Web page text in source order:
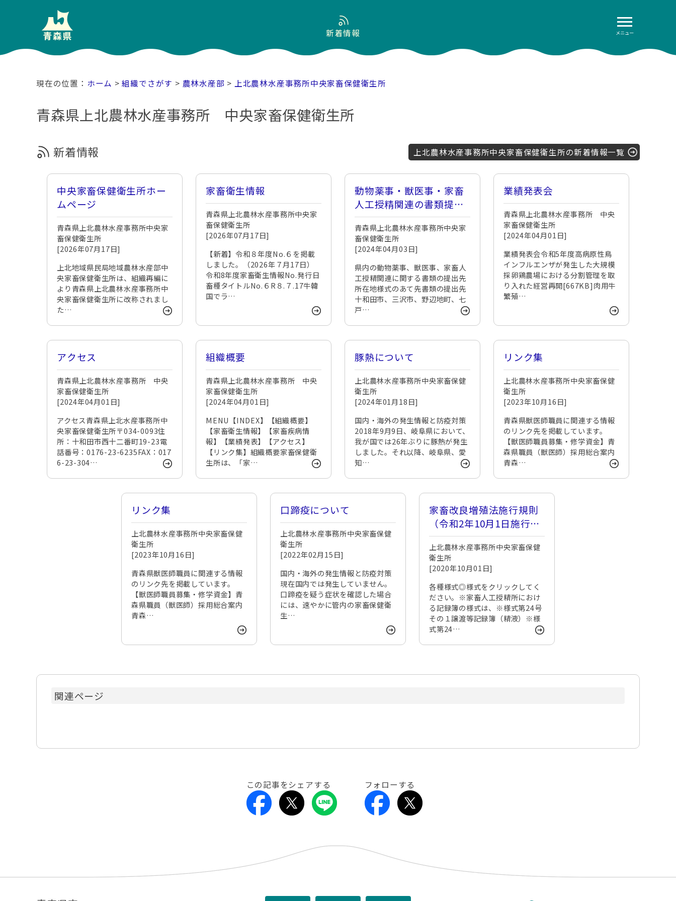
メニュー
新着情報
ホーム >組織でさがす > 農林水産部 > 上北農林水産事務所中央家畜保健衛生所
青森県上北農林水産事務所 中央家畜保健衛生所
新着情報 上北農林水産事務所中央家畜保健衛生所の新着情報一覧
中央家畜保健衛生所ホー
ムページ
青森県上北農林水産事務所中央家
畜保健衛生所
[2026年07月17日]
上北地域県民局地域農林水産部中
央家畜保健衛生所は、組織再編に
より青森県上北農林水産事務所中
央家畜保健衛生所に改称されまし
た…
家畜衛生情報
青森県上北農林水産事務所中央家
畜保健衛生所
[2026年07月17日]
【新着】令和８年度No.６を掲載
しました。（2026年７月17日）
令和8年度家畜衛生情報No.発行日
畜種タイトルNo.６R８.７.17牛韓
国でラ…
動物薬事・獣医事・家畜
人工授精関連の書類提出
先
青森県上北農林水産事務所中央家
畜保健衛生所
[2024年04月03日]
県内の動物薬事、獣医事、家畜人
工授精関連に関する書類の提出先
所在地様式のあて先書類の提出先
十和田市、三沢市、野辺地町、七
戸…
業績発表会
青森県上北農林水産事務所 中央
家畜保健衛生所
[2024年04月01日]
業績発表会令和5年度高病原性鳥
インフルエンザが発生した大規模
採卵鶏農場における分割管理を取
り入れた経営再開[667KB]肉用牛
繁殖…
アクセス
青森県上北農林水産事務所 中央
家畜保健衛生所
[2024年04月01日]
アクセス青森県上北水産事務所中
央家畜保健衛生所〒034-0093住
所：十和田市西十二番町19-23電
話番号：0176-23-6235FAX：017
6-23-304…
組織概要
青森県上北農林水産事務所 中央
家畜保健衛生所
[2024年04月01日]
MENU【INDEX】【組織概要】
【家畜衛生情報】【家畜疾病情
報】【業績発表】【アクセス】
【リンク集】組織概要家畜保健衛
生所は、「家…
豚熱について
上北農林水産事務所中央家畜保健
衛生所
[2024年01月18日]
国内・海外の発生情報と防疫対策
2018年9月9日、岐阜県において、
我が国では26年ぶりに豚熱が発生
しました。それ以降、岐阜県、愛
知…
リンク集
上北農林水産事務所中央家畜保健
衛生所
[2023年10月16日]
青森県獣医師職員に関連する情報
のリンク先を掲載しています。
【獣医師職員募集・修学資金】青
森県職員（獣医師）採用総合案内
青森…
リンク集
上北農林水産事務所中央家畜保健
衛生所
[2023年10月16日]
青森県獣医師職員に関連する情報
のリンク先を掲載しています。
【獣医師職員募集・修学資金】青
森県職員（獣医師）採用総合案内
青森…
口蹄疫について
上北農林水産事務所中央家畜保健
衛生所
[2022年02月15日]
国内・海外の発生情報と防疫対策
現在国内では発生していません。
口蹄疫を疑う症状を確認した場合
には、速やかに管内の家畜保健衛
生…
家畜改良増殖法施行規則
（令和2年10月1日施行）
各種様式
上北農林水産事務所中央家畜保健
衛生所
[2020年10月01日]
各種様式◎様式をクリックしてく
ださい。※家畜人工授精所におけ
る記録簿の様式は、※様式第24号
その１譲渡等記録簿（精液）※様
式第24…
関連ページ
この記事をシェアする フォローする